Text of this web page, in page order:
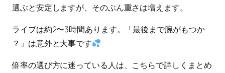
選ぶと安定しますが、そのぶん重さは増えます。
ライブは約2〜3時間あります。「最後まで腕がもつか
？」は意外と大事です
倍率の選び方に迷っている人は、こちらで詳しくまとめ